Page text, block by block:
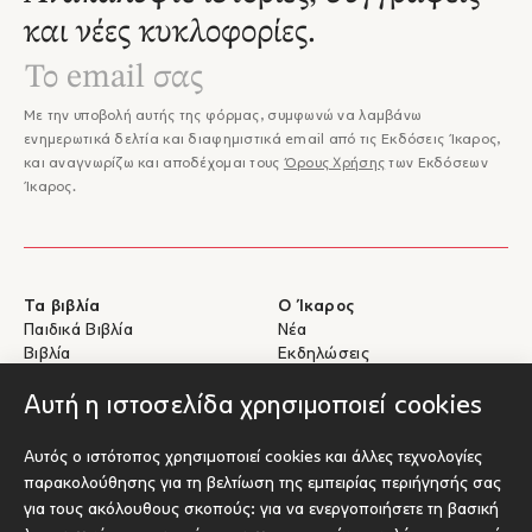
Αυτή η ιστοσελίδα χρησιμοποιεί cookies
Αυτός ο ιστότοπος χρησιμοποιεί cookies και άλλες τεχνολογίες
παρακολούθησης για τη βελτίωση της εμπειρίας περιήγησής σας
για τους ακόλουθους σκοπούς: για να ενεργοποιήσετε τη βασική
και νέες κυκλοφορίες.
Με την υποβολή αυτής της φόρμας, συμφωνώ να λαμβάνω
ενημερωτικά δελτία και διαφημιστικά email από τις Εκδόσεις Ίκαρος,
και αναγνωρίζω και αποδέχομαι τους Όρους Χρήσης των Εκδόσεων
Ίκαρος.
Τα βιβλία
Παιδικά Βιβλία
Βιβλία
Ο Ίκαρος
Νέα
Εκδηλώσεις
Βοήθεια
Αποστολές & Επιστροφές
Πληρωμές & Ασφάλεια
Σχετικά με τα eBooks
Για Συγγραφείς
Υποβολή έργου προς έκδοση